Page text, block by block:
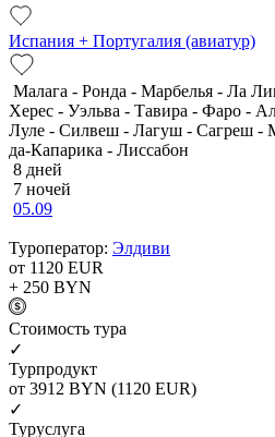
Испания + Португалия (авиатур)
Малага - Ронда - Марбелья - Ла
Херес - Уэльва - Тавира - Фаро -
Луле - Силвеш - Лагуш - Сагреш -
да-Капарика - Лиссабон
8 дней
7 ночей
05.09
Туроператор: Элдиви
от 1120 EUR
+ 250 BYN
Cтоимость тура
✓
Турпродукт
от 3912 BYN (1120 EUR)
✓
Туруслуга